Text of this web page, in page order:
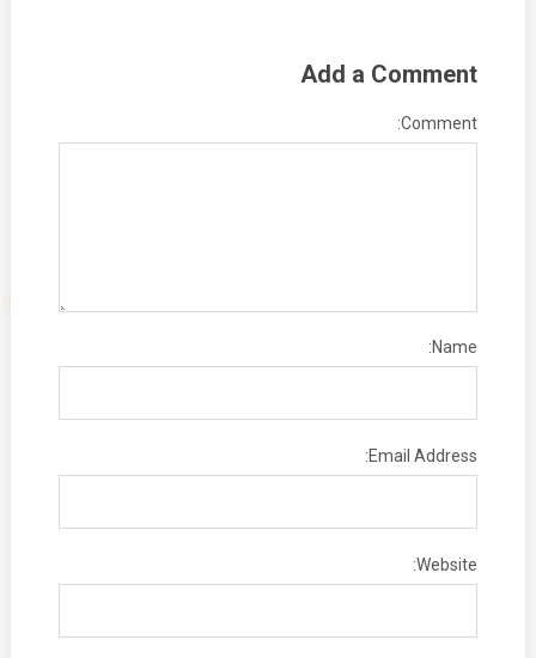
Add a Comment
Comment:
Name:
Email Address:
Website: